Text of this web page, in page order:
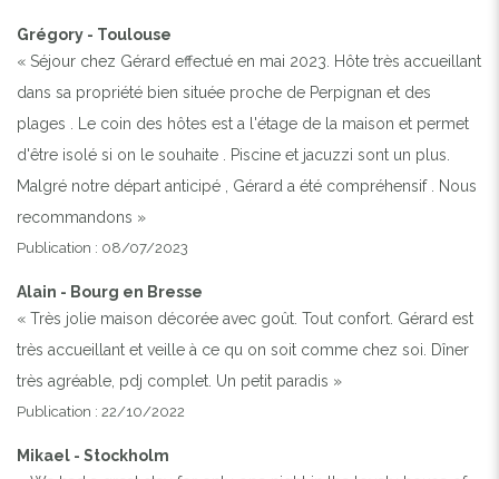
Grégory - Toulouse
« Séjour chez Gérard effectué en mai 2023. Hôte très accueillant
dans sa propriété bien située proche de Perpignan et des
plages . Le coin des hôtes est a l'étage de la maison et permet
d'être isolé si on le souhaite . Piscine et jacuzzi sont un plus.
Malgré notre départ anticipé , Gérard a été compréhensif . Nous
recommandons »
Publication : 08/07/2023
Alain - Bourg en Bresse
« Très jolie maison décorée avec goût. Tout confort. Gérard est
très accueillant et veille à ce qu on soit comme chez soi. Dîner
très agréable, pdj complet. Un petit paradis »
Publication : 22/10/2022
Mikael - Stockholm